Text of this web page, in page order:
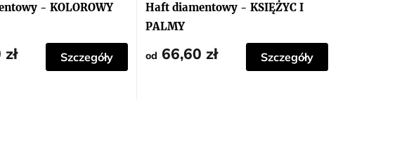
- KOLOROWY
Szczegóły
Haft diamentowy - KSIĘŻYC I
PALMY
od 66,60 zł Szczegóły